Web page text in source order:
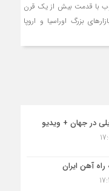
با قدمت بیش از یک قرن
بزرگ اوراسیا و اروپا
در جهان + ویدیو
آهن ایران